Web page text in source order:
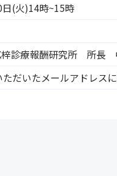
(火)14時~15時
梓診療報酬研究所 所
だいたメールアドレス